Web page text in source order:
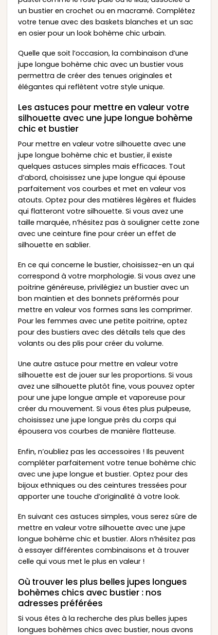
un bustier en crochet ou en macramé. Complétez
votre tenue avec des baskets blanches et un sac
en osier pour un look bohème chic urbain.
Quelle que soit l’occasion, la combinaison d’une
jupe longue bohème chic avec un bustier vous
permettra de créer des tenues originales et
élégantes qui reflètent votre style unique.
Les astuces pour mettre en valeur votre
silhouette avec une jupe longue bohème
chic et bustier
Pour mettre en valeur votre silhouette avec une
jupe longue bohème chic et bustier, il existe
quelques astuces simples mais efficaces. Tout
d’abord, choisissez une jupe longue qui épouse
parfaitement vos courbes et met en valeur vos
atouts. Optez pour des matières légères et fluides
qui flatteront votre silhouette. Si vous avez une
taille marquée, n’hésitez pas à souligner cette zone
avec une ceinture fine pour créer un effet de
silhouette en sablier.
En ce qui concerne le bustier, choisissez-en un qui
correspond à votre morphologie. Si vous avez une
poitrine généreuse, privilégiez un bustier avec un
bon maintien et des bonnets préformés pour
mettre en valeur vos formes sans les comprimer.
Pour les femmes avec une petite poitrine, optez
pour des bustiers avec des détails tels que des
volants ou des plis pour créer du volume.
Une autre astuce pour mettre en valeur votre
silhouette est de jouer sur les proportions. Si vous
avez une silhouette plutôt fine, vous pouvez opter
pour une jupe longue ample et vaporeuse pour
créer du mouvement. Si vous êtes plus pulpeuse,
choisissez une jupe longue près du corps qui
épousera vos courbes de manière flatteuse.
Enfin, n’oubliez pas les accessoires ! Ils peuvent
compléter parfaitement votre tenue bohème chic
avec une jupe longue et bustier. Optez pour des
bijoux ethniques ou des ceintures tressées pour
apporter une touche d’originalité à votre look.
En suivant ces astuces simples, vous serez sûre de
mettre en valeur votre silhouette avec une jupe
longue bohème chic et bustier. Alors n’hésitez pas
à essayer différentes combinaisons et à trouver
celle qui vous met le plus en valeur !
Où trouver les plus belles jupes longues
bohèmes chics avec bustier : nos
adresses préférées
Si vous êtes à la recherche des plus belles jupes
longues bohèmes chics avec bustier, nous avons